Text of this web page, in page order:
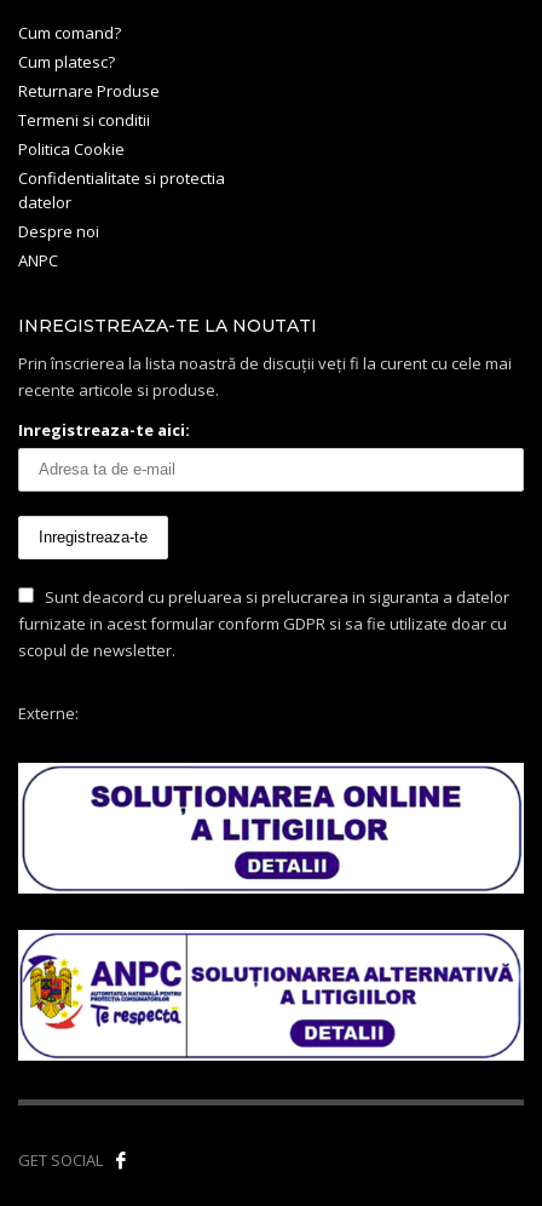
Cum comand?
Cum platesc?
Returnare Produse
Termeni si conditii
Politica Cookie
Confidentialitate si protectia
datelor
Despre noi
ANPC
INREGISTREAZA-TE LA NOUTATI
Prin înscrierea la lista noastră de discuții veți fi la curent cu cele mai
recente articole si produse.
Inregistreaza-te aici:
Sunt deacord cu preluarea si prelucrarea in siguranta a datelor
furnizate in acest formular conform GDPR si sa fie utilizate doar cu
scopul de newsletter.
Externe:
GET SOCIAL